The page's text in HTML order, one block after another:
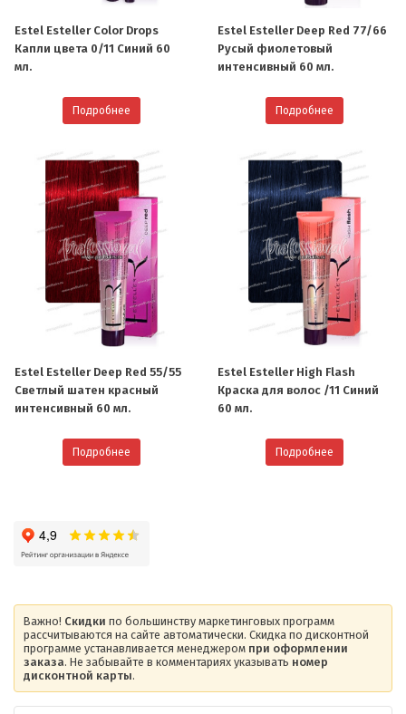
Estel Esteller Color Drops
Капли цвета 0/11 Синий 60
мл.
Подробнее
Estel Esteller Deep Red 77/66
Русый фиолетовый
интенсивный 60 мл.
Подробнее
Estel Esteller Deep Red 55/55
Светлый шатен красный
интенсивный 60 мл.
Подробнее
Estel Esteller High Flash
Краска для волос /11 Синий
60 мл.
Подробнее
Важно! Скидки по большинству маркетинговых программ
рассчитываются на сайте автоматически. Скидка по дисконтной
программе устанавливается менеджером при оформлении
заказа. Не забывайте в комментариях указывать номер
дисконтной карты.